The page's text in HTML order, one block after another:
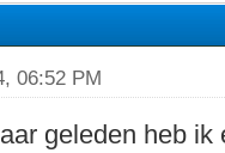
06:52 PM
geleden heb